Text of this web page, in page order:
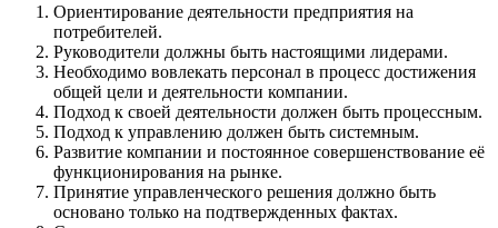
Ориентирование деятельности предприятия на
потребителей.
Руководители должны быть настоящими лидерами.
Необходимо вовлекать персонал в процесс достижения
общей цели и деятельности компании.
Подход к своей деятельности должен быть процессным.
Подход к управлению должен быть системным.
Развитие компании и постоянное совершенствование её
функционирования на рынке.
Принятие управленческого решения должно быть
основано только на подтвержденных фактах.